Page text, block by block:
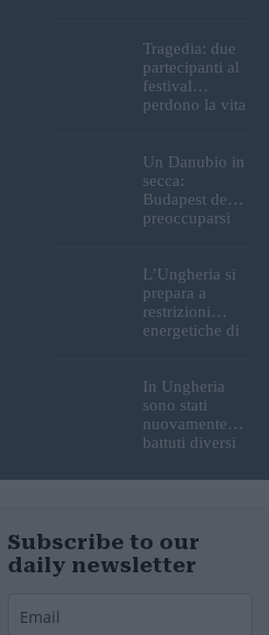
Buda e della
Cittadella
verranno
spente
Tragedia: due
partecipanti al
festival
perdono la vita
Ungheria
Un Danubio in
secca:
Budapest deve
preoccuparsi
mento idrico?
Un esperto
mette in luce
un fatto
L’Ungheria si
prepara a
restrizioni
energetiche di
nucleare di
Paks potrebbe
chiudere
questo fine
In Ungheria
sono stati
nuovamente
battuti diversi
caldo; buone
all’approvvigio
namento di
acqua potabile
Subscribe to our
daily newsletter